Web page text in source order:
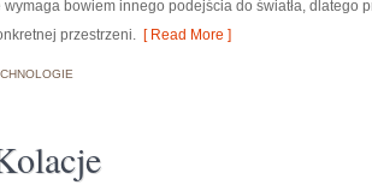
wymaga bowiem innego podejścia do światła, dlatego
przestrzeni. [ Read More ]